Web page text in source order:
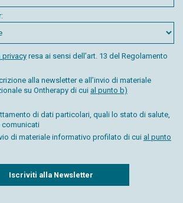
privacy resa ai sensi dell’art. 13 del Regolamento
alla newsletter e all’invio di materiale
su Ontherapy di cui al punto b)
di dati particolari, quali lo stato di salute,
comunicati
di materiale informativo profilato di cui al punto